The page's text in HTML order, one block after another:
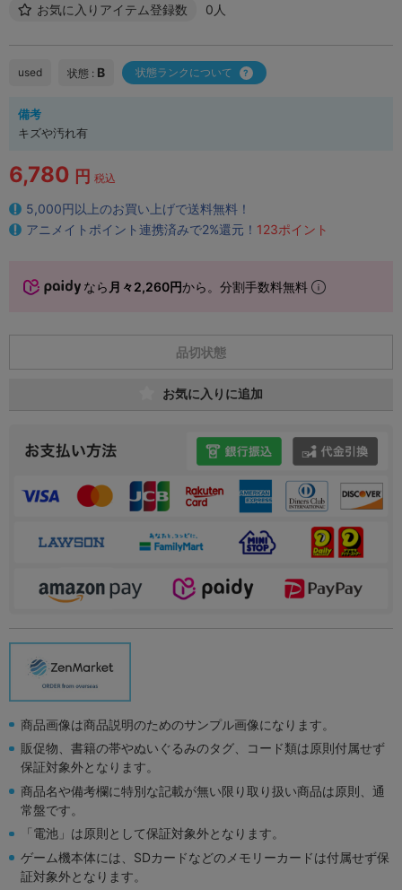
お気に入りアイテム登録数 0人
used 状態 : B 状態ランクについて
備考
キズや汚れ有
6,780 円 税込
5,000円以上のお買い上げで送料無料！
アニメイトポイント連携済みで2%還元！ 123ポイント
なら 月々2,260円から。分割手数料無料
品切状態
お気に入りに追加
商品画像は商品説明のためのサンプル画像になります。
販促物、書籍の帯やぬいぐるみのタグ、コード類は原則付属せず
保証対象外となります。
商品名や備考欄に特別な記載が無い限り取り扱い商品は原則、通
常盤です。
「電池」は原則として保証対象外となります。
ゲーム機本体には、SDカードなどのメモリーカードは付属せず保
証対象外となります。